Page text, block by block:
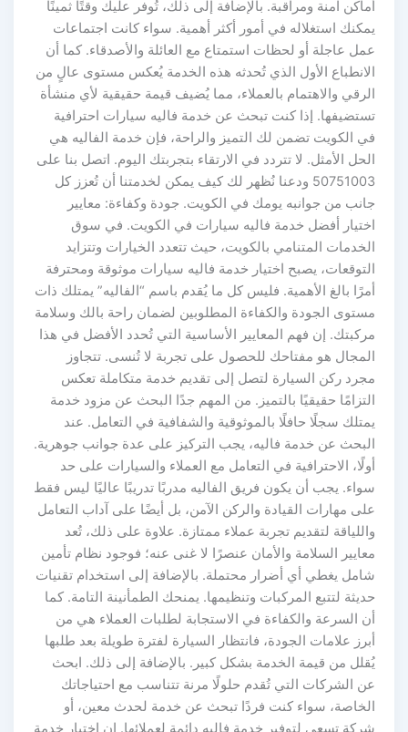
أماكن آمنة ومراقبة. بالإضافة إلى ذلك، تُوفر عليك وقتًا ثمينًا
يمكنك استغلاله في أمور أكثر أهمية. سواء كانت اجتماعات
عمل عاجلة أو لحظات استمتاع مع العائلة والأصدقاء. كما أن
الانطباع الأول الذي تُحدثه هذه الخدمة يُعكس مستوى عالٍ من
الرقي والاهتمام بالعملاء، مما يُضيف قيمة حقيقية لأي منشأة
تستضيفها. إذا كنت تبحث عن خدمة فاليه سيارات احترافية
في الكويت تضمن لك التميز والراحة، فإن خدمة الفاليه هي
الحل الأمثل. لا تتردد في الارتقاء بتجربتك اليوم. اتصل بنا على
50751003 ودعنا نُظهر لك كيف يمكن لخدمتنا أن تُعزز كل
جانب من جوانبه يومك في الكويت. جودة وكفاءة: معايير
اختيار أفضل خدمة فاليه سيارات في الكويت. في سوق
الخدمات المتنامي بالكويت، حيث تتعدد الخيارات وتتزايد
التوقعات، يصبح اختيار خدمة فاليه سيارات موثوقة ومحترفة
أمرًا بالغ الأهمية. فليس كل ما يُقدم باسم “الفاليه” يمتلك ذات
مستوى الجودة والكفاءة المطلوبين لضمان راحة بالك وسلامة
مركبتك. إن فهم المعايير الأساسية التي تُحدد الأفضل في هذا
المجال هو مفتاحك للحصول على تجربة لا تُنسى. تتجاوز
مجرد ركن السيارة لتصل إلى تقديم خدمة متكاملة تعكس
التزامًا حقيقيًا بالتميز. من المهم جدًا البحث عن مزود خدمة
يمتلك سجلًا حافلًا بالموثوقية والشفافية في التعامل. عند
البحث عن خدمة فاليه، يجب التركيز على عدة جوانب جوهرية.
أولًا، الاحترافية في التعامل مع العملاء والسيارات على حد
سواء. يجب أن يكون فريق الفاليه مدربًا تدريبًا عاليًا ليس فقط
على مهارات القيادة والركن الآمن، بل أيضًا على آداب التعامل
واللياقة لتقديم تجربة عملاء ممتازة. علاوة على ذلك، تُعد
معايير السلامة والأمان عنصرًا لا غنى عنه؛ فوجود نظام تأمين
شامل يغطي أي أضرار محتملة. بالإضافة إلى استخدام تقنيات
حديثة لتتبع المركبات وتنظيمها. يمنحك الطمأنينة التامة. كما
أن السرعة والكفاءة في الاستجابة لطلبات العملاء هي من
أبرز علامات الجودة، فانتظار السيارة لفترة طويلة بعد طلبها
يُقلل من قيمة الخدمة بشكل كبير. بالإضافة إلى ذلك. ابحث
عن الشركات التي تُقدم حلولًا مرنة تتناسب مع احتياجاتك
الخاصة، سواء كنت فردًا تبحث عن خدمة لحدث معين، أو
شركة تسعى لتوفير خدمة فاليه دائمة لعملائها. إن اختيار خدمة